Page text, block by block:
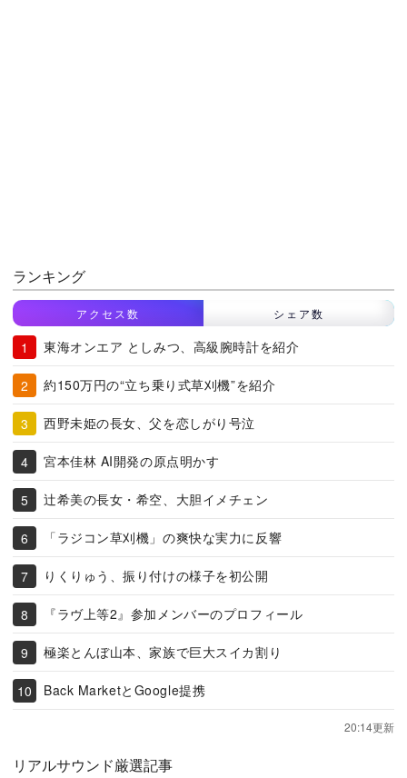
ランキング
アクセス数 シェア数
東海オンエア としみつ、高級腕時計を紹介
約150万円の“立ち乗り式草刈機”を紹介
西野未姫の長女、父を恋しがり号泣
宮本佳林 AI開発の原点明かす
辻希美の長女・希空、大胆イメチェン
「ラジコン草刈機」の爽快な実力に反響
りくりゅう、振り付けの様子を初公開
『ラヴ上等2』参加メンバーのプロフィール
極楽とんぼ山本、家族で巨大スイカ割り
Back MarketとGoogle提携
20:14更新
リアルサウンド厳選記事